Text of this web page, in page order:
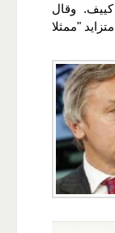
كييف. وقال
"ممثلا